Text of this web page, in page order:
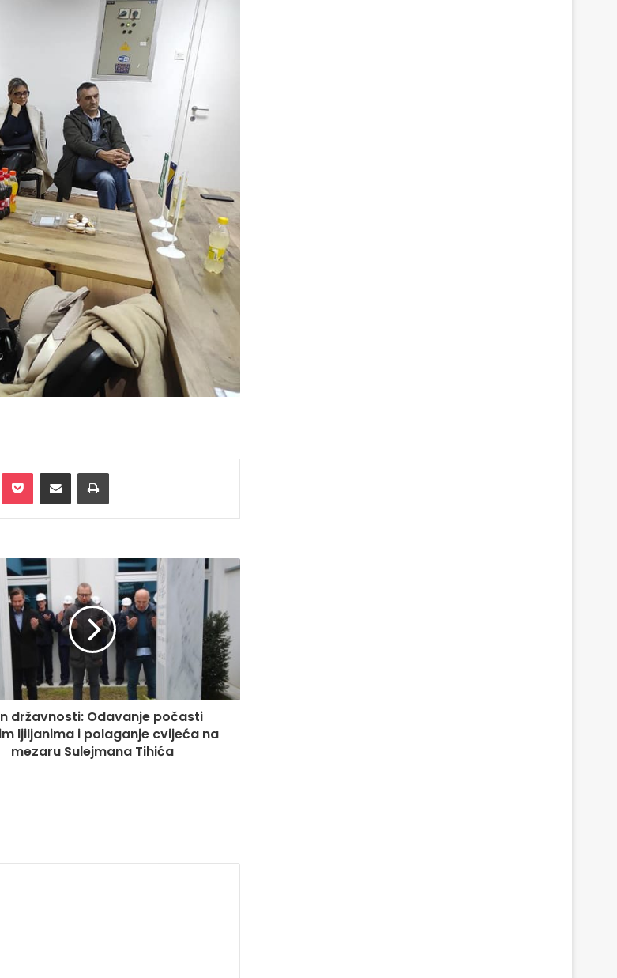
državnosti: Odavanje počasti
ljiljanima i polaganje cvijeća na
mezaru Sulejmana Tihića